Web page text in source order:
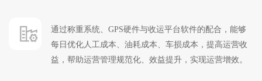
通过称重系统、GPS硬件与收运平台软件的配合，能够
每日优化人工成本、油耗成本、车损成本，提高运营收
益，帮助运营管理规范化、效益提升，实现运营增效。